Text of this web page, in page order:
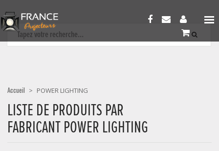
Accueil > POWER LIGHTING
LISTE DE PRODUITS PAR
FABRICANT POWER LIGHTING